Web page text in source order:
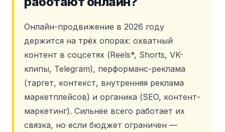
Онлайн-продвижение в 2026 году
держится на трёх опорах: охватный
контент в соцсетях (Reels*, Shorts, VK-
клипы, Telegram), перформанс-реклама
(таргет, контекст, внутренняя реклама
маркетплейсов) и органика (SEO, контент-
маркетинг). Сильнее всего работает их
связка, но если бюджет ограничен —